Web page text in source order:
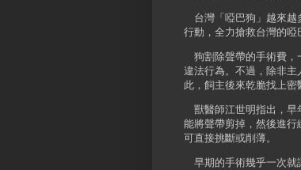
台灣「啞巴狗」越來越
行動，全力搶救台灣的啞
狗割除聲帶的手術費，
違法行為。不過，除非
此，飼主後來乾脆找上密
獸醫師江世明指出，早
能將聲帶剪掉，然後進行
可直接挑斷或削薄。
早期的手術幾乎一次就